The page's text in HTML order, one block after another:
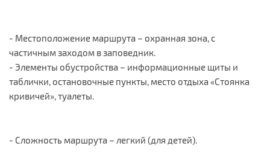
- Местоположение маршрута – охранная зона, с
частичным заходом в заповедник.
- Элементы обустройства – информационные щиты и
таблички, остановочные пункты, место отдыха «Стоянка
кривичей», туалеты.
- Сложность маршрута – легкий (для детей).